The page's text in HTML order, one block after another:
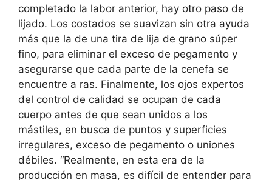
completado la labor anterior, hay otro paso de
lijado. Los costados se suavizan sin otra ayuda
más que la de una tira de lija de grano súper
fino, para eliminar el exceso de pegamento y
asegurarse que cada parte de la cenefa se
encuentre a ras. Finalmente, los ojos expertos
del control de calidad se ocupan de cada
cuerpo antes de que sean unidos a los
mástiles, en busca de puntos y superficies
irregulares, exceso de pegamento o uniones
débiles. “Realmente, en esta era de la
producción en masa, es difícil de entender para